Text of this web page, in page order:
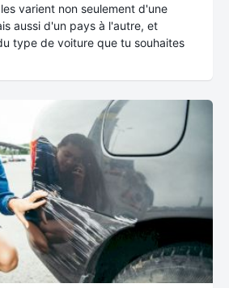
varient non seulement d'une
aussi d'un pays à l'autre, et
type de voiture que tu souhaites